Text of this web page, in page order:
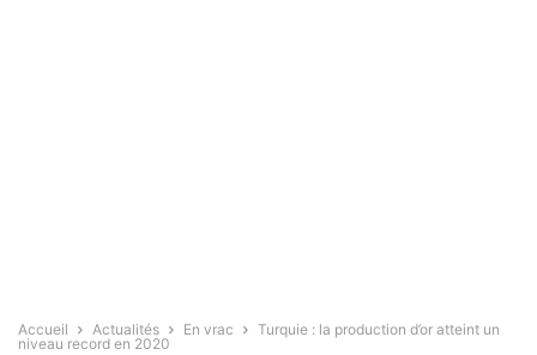
Accueil Actualités En vrac
Turquie : la production d’or atteint un
niveau record en 2020